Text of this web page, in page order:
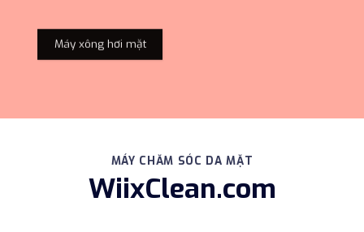
Máy xông hơi mặt
MÁY CHĂM SÓC DA MẶT
WiixClean.com